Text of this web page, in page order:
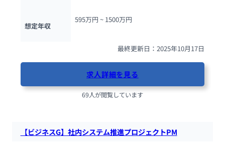
想定年収
595万円 ~ 1500万円
最終更新日：2025年10月17日
求人詳細を見る
69人が閲覧しています
【ビジネスG】社内システム推進プロジェクトPM